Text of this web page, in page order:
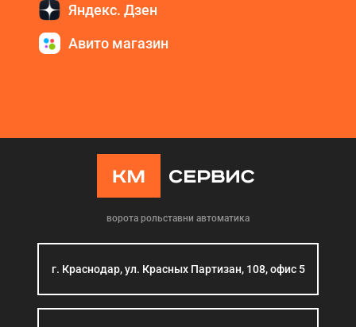
Яндекс. Дзен
Авито магазин
ворота рольставни автоматика
г. Краснодар, ул. Красных Партизан, 108, офис 5